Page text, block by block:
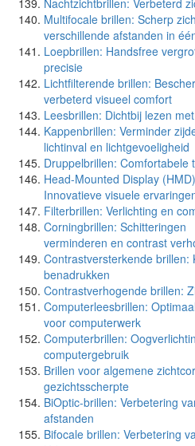
Nachtzichtbrillen: Verbeterd
Multifocale brillen: Scherp
verschillende afstanden in
Loepbrillen: Handsfree
precisie
Lichtfilterende brillen:
verbeterd visueel comfort
Leesbrillen: Dichtbij lezen
Kappenbrillen: Verminder
lichtinval en lichtgevoeligheid
Druppelbrillen:
Head-Mounted Display
Innovatieve visuele
Filterbrillen: Verlichting en
Corningbrillen: Schitteringen
verminderen en contrast
Contrastversterkende brillen:
benadrukken
Contrastverhogende brillen:
Computerleesbrillen:
voor computerwerk
Computerbrillen:
computergebruik
Brillen voor algemene
gezichtsscherpte
BiOptic-brillen: Verbetering
afstanden
Bifocale brillen: Verbetering